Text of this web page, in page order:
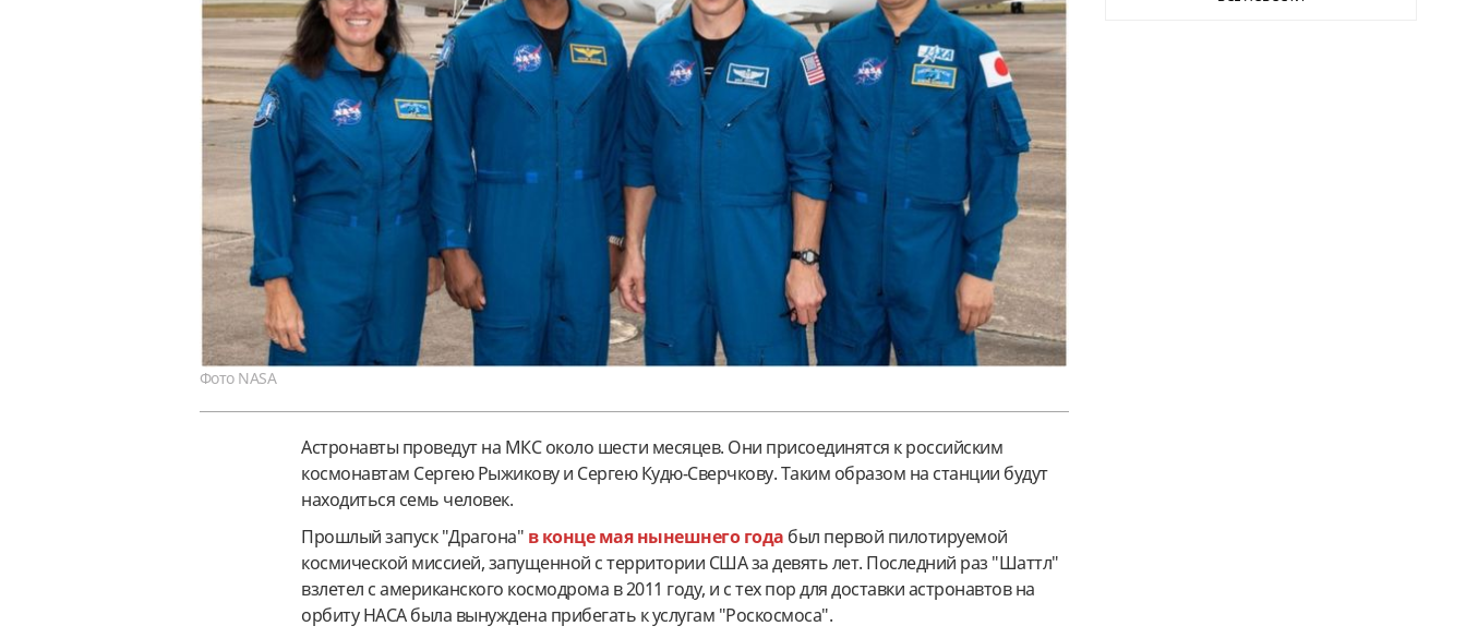
Фото NASA
Астронавты проведут на МКС около шести месяцев. Они присоединятся к российским
космонавтам Сергею Рыжикову и Сергею Кудю-Сверчкову. Таким образом на станции будут
находиться семь человек.
Прошлый запуск "Драгона" в конце мая нынешнего года был первой пилотируемой
космической миссией, запущенной с территории США за девять лет. Последний раз "Шаттл"
взлетел с американского космодрома в 2011 году, и с тех пор для доставки астронавтов на
орбиту НАСА была вынуждена прибегать к услугам "Роскосмоса".